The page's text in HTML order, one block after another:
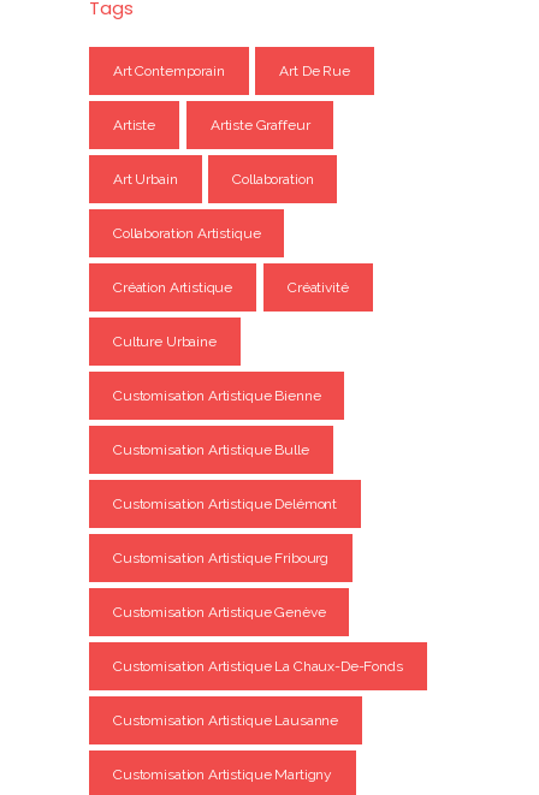
Tags
Art Contemporain Art De Rue
Artiste Artiste Graffeur
Art Urbain Collaboration
Collaboration Artistique
Création Artistique Créativité
Culture Urbaine
Customisation Artistique Bienne
Customisation Artistique Bulle
Customisation Artistique Delémont
Customisation Artistique Fribourg
Customisation Artistique Genève
Customisation Artistique La Chaux-De-Fonds
Customisation Artistique Lausanne
Customisation Artistique Martigny